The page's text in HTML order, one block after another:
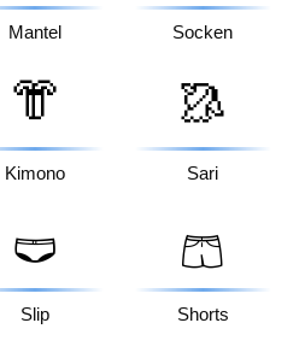
Mantel Socken
👘
Kimono
🥻
Sari
🩲
Slip
🩳
Shorts